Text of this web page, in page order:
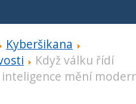
Kyberšikana
Když válku řídí
mění